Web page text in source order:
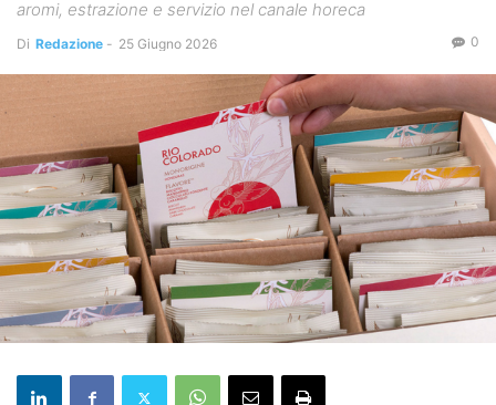
aromi, estrazione e servizio nel canale horeca
Di Redazione - 25 Giugno 2026 0